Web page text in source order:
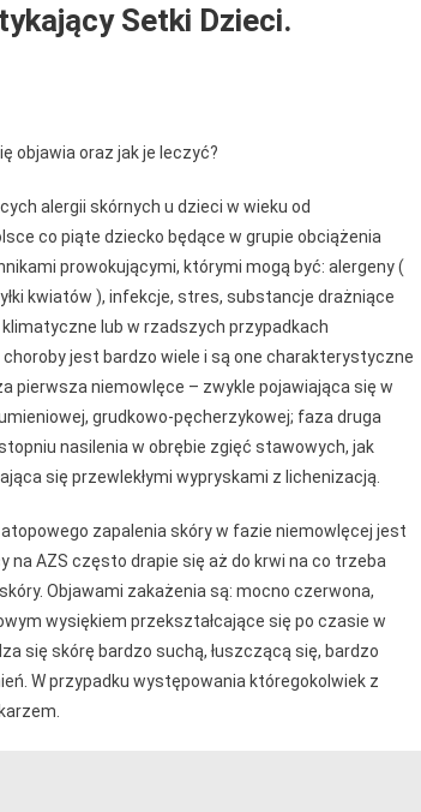
Setki Dzieci.
objawia oraz jak je leczyć?
alergii skórnych u dzieci w wieku od
co piąte dziecko będące w grupie obciążenia
prowokującymi, którymi mogą być: alergeny (
kwiatów ), infekcje, stres, substancje drażniące
lub w rzadszych przypadkach
choroby jest bardzo wiele i są one charakterystyczne
pierwsza niemowlęce – zwykle pojawiająca się w
grudkowo-pęcherzykowej; faza druga
nasilenia w obrębie zgięć stawowych, jak
się przewlekłymi wypryskami z lichenizacją.
zapalenia skóry w fazie niemowlęcej jest
na AZS często drapie się aż do krwi na co trzeba
Objawami zakażenia są: mocno czerwona,
wysiękiem przekształcające się po czasie w
się skórę bardzo suchą, łuszczącą się, bardzo
W przypadku występowania któregokolwiek z